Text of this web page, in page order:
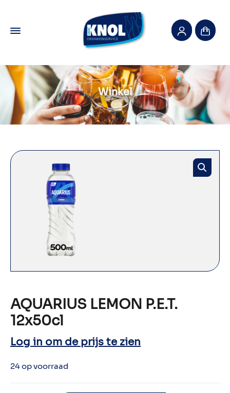
Winkel
AQUARIUS LEMON P.E.T.
12x50cl
Log in om de prijs te zien
24 op voorraad